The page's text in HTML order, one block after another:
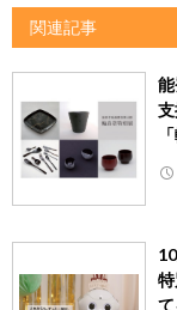
関連記事
て